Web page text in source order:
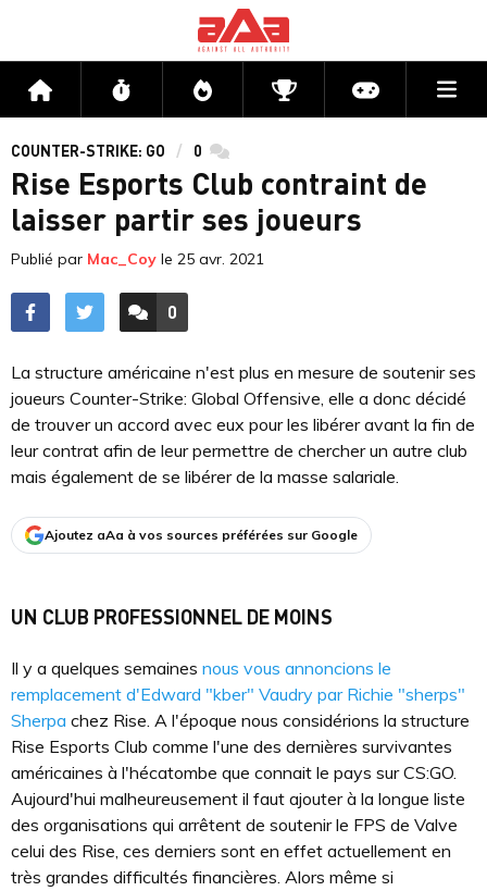
Accueil Flux Directs CompétitionsActu jeux
COUNTER-STRIKE: GO 0 commentaires
Rise Esports Club contraint de
laisser partir ses joueurs
Publié par Mac_Coy le 25 avr. 2021
ACCÉDER AUX
0
COMMENTAIRES
La structure américaine n'est plus en mesure de soutenir ses
joueurs Counter-Strike: Global Offensive, elle a donc décidé
de trouver un accord avec eux pour les libérer avant la fin de
leur contrat afin de leur permettre de chercher un autre club
mais également de se libérer de la masse salariale.
Ajoutez aAa à vos sources préférées sur Google
UN CLUB PROFESSIONNEL DE MOINS
Il y a quelques semaines nous vous annoncions le
remplacement d'Edward "kber" Vaudry par Richie "sherps"
Sherpa chez Rise. A l'époque nous considérions la structure
Rise Esports Club comme l'une des dernières survivantes
américaines à l'hécatombe que connait le pays sur CS:GO.
Aujourd'hui malheureusement il faut ajouter à la longue liste
des organisations qui arrêtent de soutenir le FPS de Valve
celui des Rise, ces derniers sont en effet actuellement en
très grandes difficultés financières. Alors même si